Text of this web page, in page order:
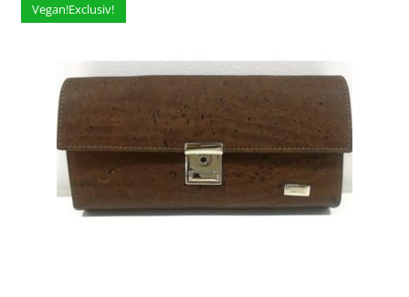
Vegan!Exclusiv!